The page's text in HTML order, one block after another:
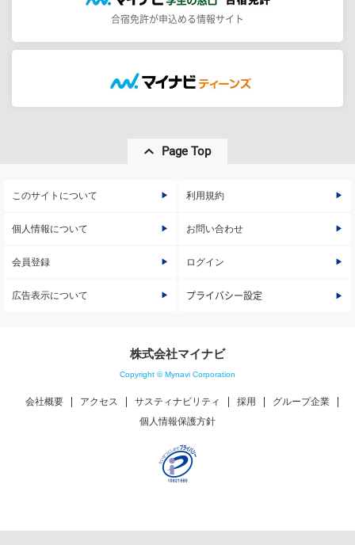
合宿免許が申込める情報サイト
Page Top
このサイトについて 利用規約
個人情報について お問い合わせ
会員登録 ログイン
広告表示について プライバシー設定
株式会社マイナビ
Copyright © Mynavi Corporation
会社概要 アクセス サスティナビリティ 採用
グループ企業
個人情報保護方針